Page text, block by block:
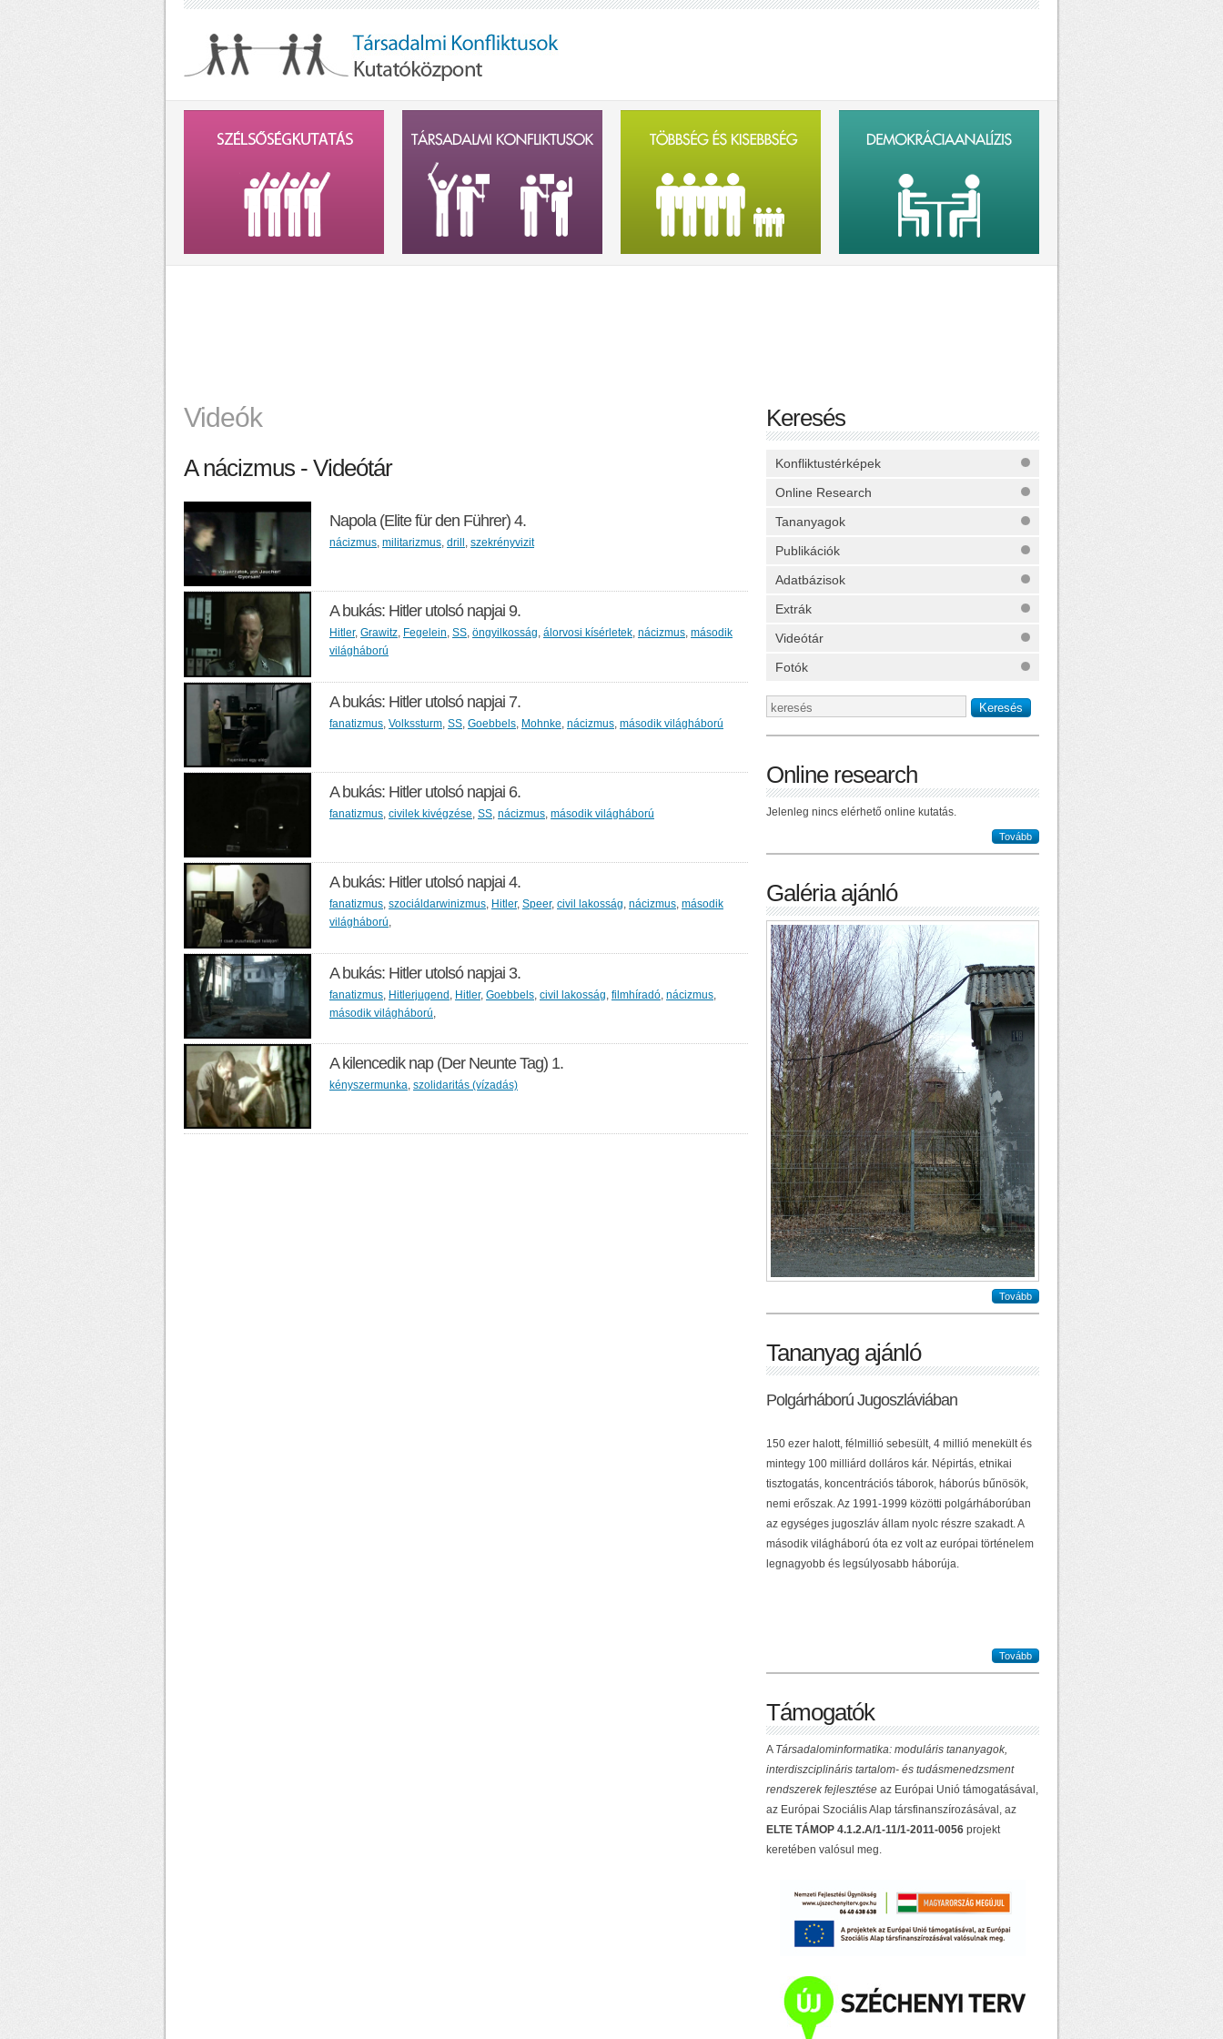
Videók
A nácizmus - Videótár
Napola (Elite für den Führer) 4.
nácizmus, militarizmus, drill , szekrényvizit
A bukás: Hitler utolsó napjai 9.
Hitler, Grawitz, Fegelein, SS, öngyilkosság, álorvosi kísérletek, nácizmus, második
világháború
A bukás: Hitler utolsó napjai 7.
fanatizmus Volkssturm SS Goebbels Mohnke nácizmus második világháború
A bukás: Hitler utolsó napjai 6.
fanatizmus, civilek kivégzése, SS, nácizmus, második világháború
A bukás: Hitler utolsó napjai 4.
fanatizmus, szociáldarwinizmus, Hitler, Speer, civil lakosság, nácizmus, második
világháború,
A bukás: Hitler utolsó napjai 3.
fanatizmus Hitlerjugend Hitler, Goebbels civil lakosság filmhíradó nácizmus
második világháború
A kilencedik nap (Der Neunte Tag) 1.
kényszermunka, szolidaritás (vízadás)
Keresés
Konfliktustérképek
Online Research
Tananyagok
Publikációk
Adatbázisok
Extrák
Videótár
Fotók
Online research
Jelenleg nincs elérhető online kutatás.
Tovább
Galéria ajánló
Tovább
Tananyag ajánló
Polgárháború Jugoszláviában
150 ezer halott, félmillió sebesült, 4 millió menekült és
mintegy 100 milliárd dolláros kár. Népirtás, etnikai
tisztogatás, koncentrációs táborok, háborús bűnösök,
nemi erőszak. Az 1991-1999 közötti polgárháborúban
az egységes jugoszláv állam nyolc részre szakadt. A
második világháború óta ez volt az európai történelem
legnagyobb és legsúlyosabb háborúja.
Tovább
Támogatók
A Társadalominformatika: moduláris tananyagok,
interdiszciplináris tartalom- és tudásmenedzsment
rendszerek fejlesztése az Európai Unió támogatásával,
az Európai Szociális Alap társfinanszírozásával, az
ELTE TÁMOP 4.1.2.A/1-11/1-2011-0056 projekt
keretében valósul meg.